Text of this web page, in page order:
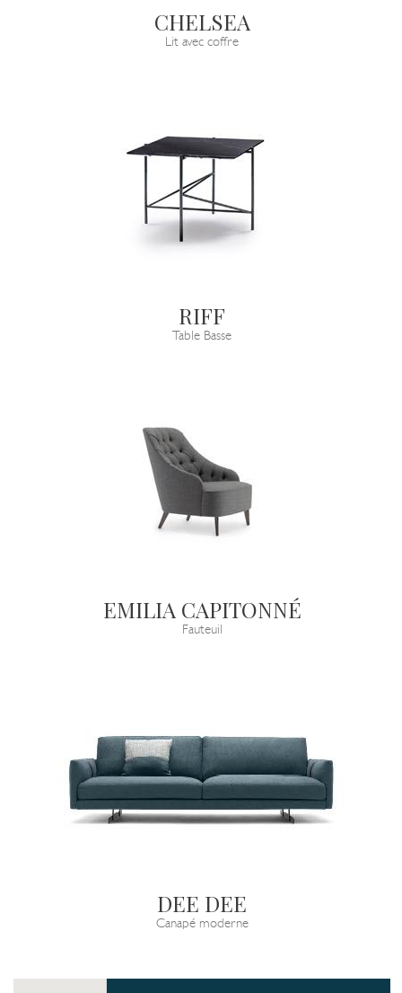
CHELSEA
Lit avec coffre
RIFF
Table Basse
EMILIA CAPITONNÉ
Fauteuil
DEE DEE
Canapé moderne